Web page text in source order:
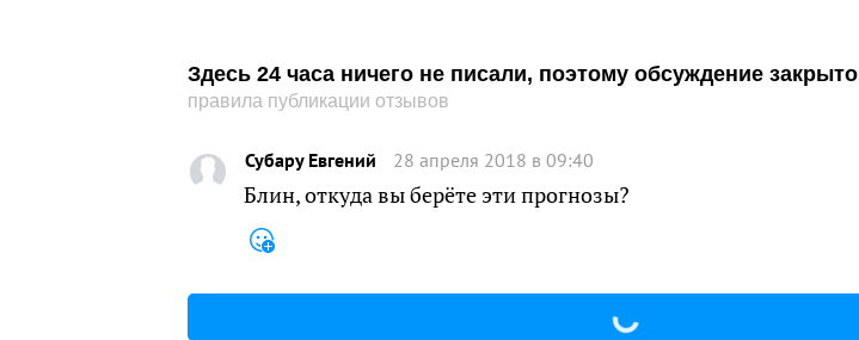
Здесь 24 часа ничего не писали, поэтому обсуждение закрыто
правила публикации отзывов
Субару Евгений 28 апреля 2018 в 09:40
Блин, откуда вы берёте эти прогнозы?